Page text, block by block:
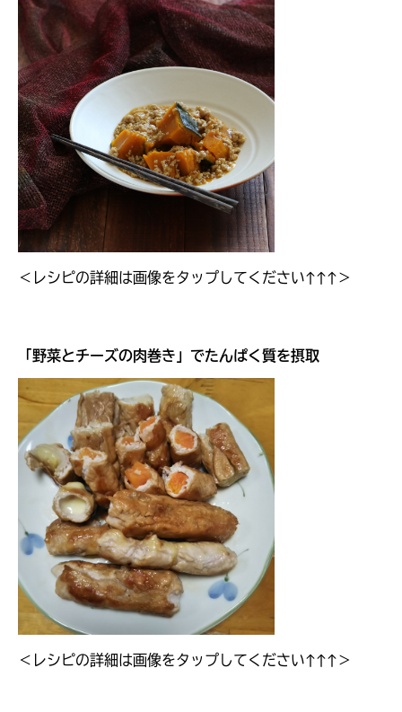
＜レシピの詳細は画像をタップしてください↑↑↑＞
「 野菜とチーズの肉巻き 」でたんぱく質を摂取
＜レシピの詳細は画像をタップしてください↑↑↑＞